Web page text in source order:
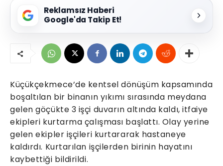
Reklamsız Haberi
Google'da Takip Et!
Küçükçekmece’de kentsel dönüşüm kapsamında
boşaltılan bir binanın yıkımı sırasında meydana
gelen göçükte 3 işçi duvarın altında kaldı, itfaiye
ekipleri kurtarma çalışması başlattı. Olay yerine
gelen ekipler işçileri kurtararak hastaneye
kaldırdı. Kurtarılan işçilerden birinin hayatını
kaybettiği bildirildi.